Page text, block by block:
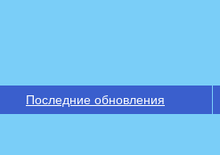
Последние обновления